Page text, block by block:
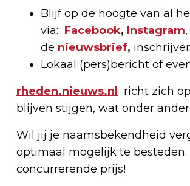
Blijf op de hoogte van al
via: Facebook, Instagram,
de nieuwsbrief,
Lokaal (pers)bericht of
rheden.nieuws.nl richt zich
blijven stijgen, wat onder
Wil jij je naamsbekendheid
optimaal mogelijk te
concurrerende prijs!